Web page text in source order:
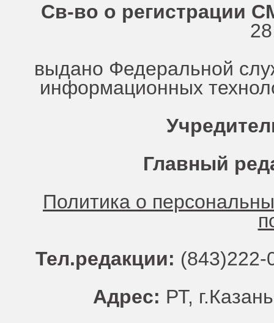
Св-во о регистрации
выдано Федеральной
информационных
Главный
Политика о
Тел.редакции:
Адрес: РТ,